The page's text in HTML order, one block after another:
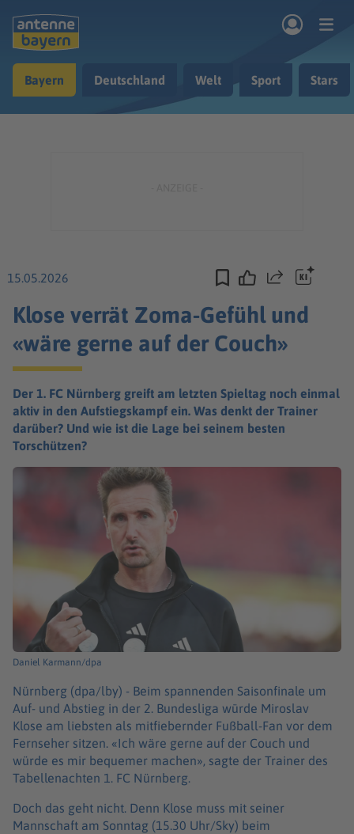
Musik & Radio
Bayern Deutschland Welt Sport Stars
15.05.2026 Teilen
Klose verrät Zoma-Gefühl und
«wäre gerne auf der Couch»
Der 1. FC Nürnberg greift am letzten Spieltag noch einmal
aktiv in den Aufstiegskampf ein. Was denkt der Trainer
darüber? Und wie ist die Lage bei seinem besten
Torschützen?
Daniel Karmann/dpa
Nürnberg (dpa/lby) - Beim spannenden Saisonfinale um
Auf- und Abstieg in der 2. Bundesliga würde Miroslav
Klose am liebsten als mitfiebernder Fußball-Fan vor dem
Fernseher sitzen. «Ich wäre gerne auf der Couch und
würde es mir bequemer machen», sagte der Trainer des
Tabellenachten 1. FC Nürnberg.
Doch das geht nicht. Denn Klose muss mit seiner
Mannschaft am Sonntag (15.30 Uhr/Sky) beim